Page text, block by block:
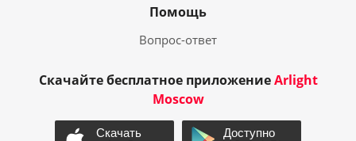
Помощь
Вопрос-ответ
Скачайте бесплатное приложениеArlight
Moscow